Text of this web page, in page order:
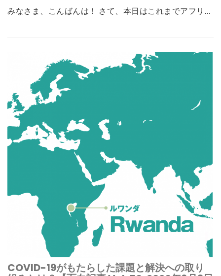
みなさま、こんばんは！ さて、本日はこれまでアフリ…
COVID-19がもたらした課題と解決への取り